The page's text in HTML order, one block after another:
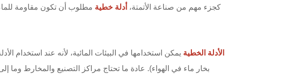
كجزء مهم من صناعة الأتمتة، أدلة خطية مطلوب أن تكون مقاومة
الأدلة الخطية يمكن استخدامها في البيئات المائية، لأنه عند استخدام
بخار ماء في الهواء). عادة ما تحتاج مراكز التصنيع والمخارط